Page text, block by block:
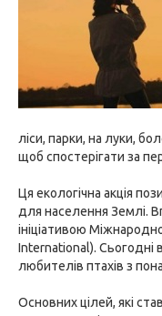
ліси, парки, на луки,
щоб спостерігати за
Ця екологічна акція
для населення Землі.
ініціативою
International). Сьогодні в
любителів птахів з
Основних цілей, які